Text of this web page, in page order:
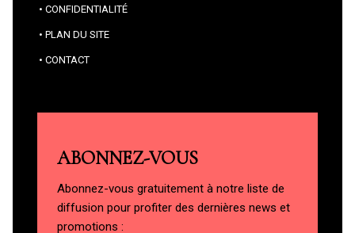
CONFIDENTIALITÉ
PLAN DU SITE
CONTACT
ABONNEZ-VOUS
Abonnez-vous gratuitement à notre liste de
diffusion pour profiter des dernières news et
promotions :